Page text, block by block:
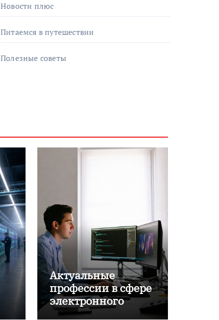
Новости плюс
Питаемся в путешествии
Полезные советы
Актуальные
профессии в сфере
электронного
обучения